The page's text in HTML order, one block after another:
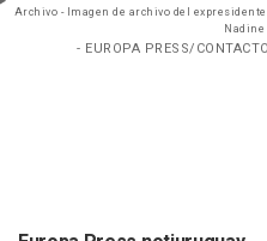
Archivo - Imagen de archivo del
- EUROPA PRESS/